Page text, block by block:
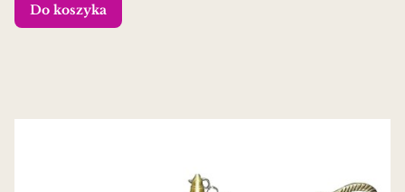
Do koszyka